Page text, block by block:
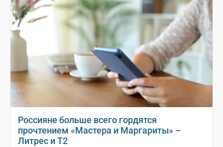
Россияне больше всего гордятся
прочтением «Мастера и Маргариты» –
Литрес и T2